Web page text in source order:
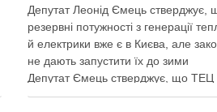
Депутат Леонід Ємець стверджує,
резервні потужності з генерації
й електрики вже є в Києва, але
не дають запустити їх до зими
Депутат Ємець стверджує, що ТЕЦ
можуть бути знищені першим же